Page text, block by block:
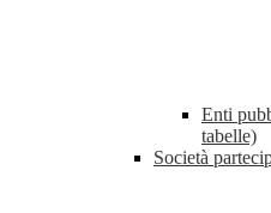
Enti
tabelle)
Società